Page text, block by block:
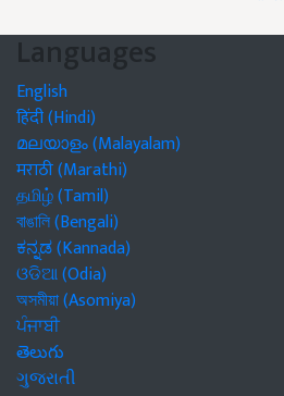
Languages
English
हिंदी (Hindi)
മലയാളം (Malayalam)
मराठी (Marathi)
தமிழ் (Tamil)
বাঙালি (Bengali)
ಕನ್ನಡ (Kannada)
ଓଡିଆ (Odia)
অসমীয়া (Asomiya)
ਪੰਜਾਬੀ
తెలుగు
ગુજરાતી